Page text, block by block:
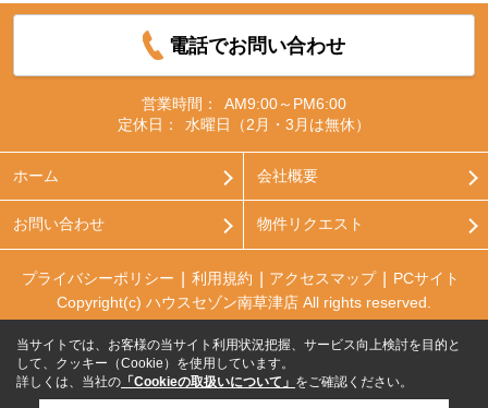
電話でお問い合わせ
営業時間：
AM9:00～PM6:00
定休日：
水曜日（2月・3月は無休）
ホーム 会社概要
お問い合わせ 物件リクエスト
プライバシーポリシー 利用規約 アクセスマップ
PCサイト
Copyright(c) ハウスセゾン南草津店 All rights reserved.
当サイトでは、お客様の当サイト利用状況把握、サービス向上検討を目的と
して、クッキー（Cookie）を使用しています。
詳しくは、当社の 「Cookieの取扱いについて」 をご確認ください。